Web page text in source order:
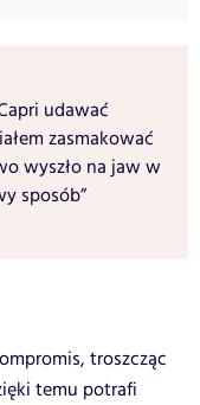
udawać
zasmakować
wyszło na jaw w
sposób”
troszcząc
temu potrafi